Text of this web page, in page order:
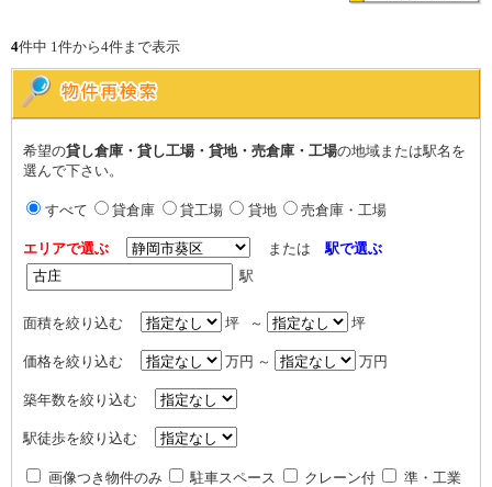
4件中 1件から4件まで表示
希望の貸し倉庫・貸し工場・貸地・売倉庫・工場の地域または駅名を
選んで下さい。
すべて 貸倉庫 貸工場 貸地 売倉庫・工場
エリアで選ぶ または駅で選ぶ
駅
面積を絞り込む 坪 ～ 坪
価格を絞り込む 万円 ～ 万円
築年数を絞り込む
駅徒歩を絞り込む
画像つき物件のみ 駐車スペース クレーン付
準・工業